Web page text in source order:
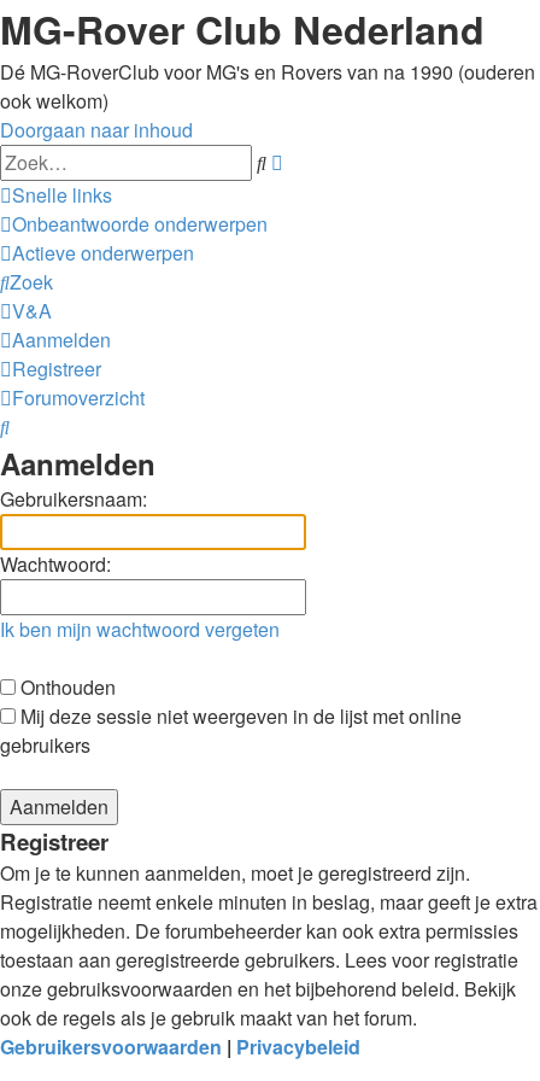
MG-Rover Club Nederland
Dé MG-RoverClub voor MG's en Rovers van na 1990 (ouderen
ook welkom)
Doorgaan naar inhoud
Zoek
Snelle links
Onbeantwoorde onderwerpen
Actieve onderwerpen
Zoek
V&A
Aanmelden
Registreer
Forumoverzicht
Zoek
Aanmelden
Gebruikersnaam:
Wachtwoord:
Ik ben mijn wachtwoord vergeten
Onthouden
Mij deze sessie niet weergeven in de lijst met online
gebruikers
Registreer
Om je te kunnen aanmelden, moet je geregistreerd zijn.
Registratie neemt enkele minuten in beslag, maar geeft je extra
mogelijkheden. De forumbeheerder kan ook extra permissies
toestaan aan geregistreerde gebruikers. Lees voor registratie
onze gebruiksvoorwaarden en het bijbehorend beleid. Bekijk
ook de regels als je gebruik maakt van het forum.
Gebruikersvoorwaarden | Privacybeleid